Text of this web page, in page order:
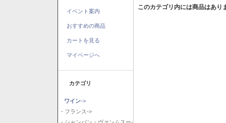
イベント案内
おすすめの商品
カートを見る
マイページへ
カテゴリ
ワイン->
- フランス->
このカテゴリ内には商品はあり